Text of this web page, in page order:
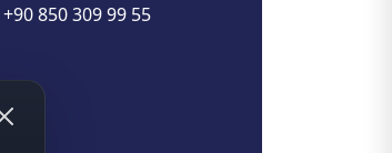
+90 850 309 99 55